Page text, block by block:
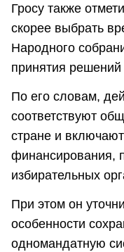
Гросу также
скорее выбрать
Народного
принятия
По его словам,
соответствуют
стране и
финансирования,
избирательных
При этом он
особенности
одномандатную